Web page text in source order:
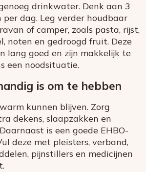
drinkwater. Denk aan 3
per dag. Leg verder houdbaar
of camper, zoals pasta, rijst,
noten en gedroogd fruit. Deze
lang goed en zijn makkelijk te
een noodsituatie.
is om te hebben
kunnen blijven. Zorg
dekens, slaapzakken en
is een goede EHBO-
deze met pleisters, verband,
pijnstillers en medicijnen